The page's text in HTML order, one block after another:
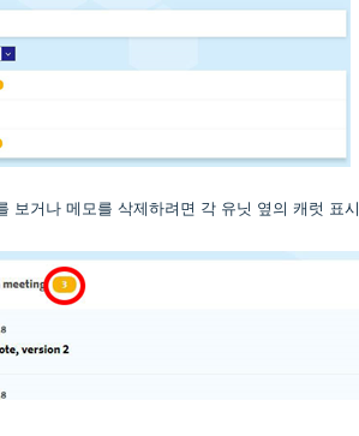
보거나 메모를 삭제하려면 각 유닛 옆의 캐럿 표